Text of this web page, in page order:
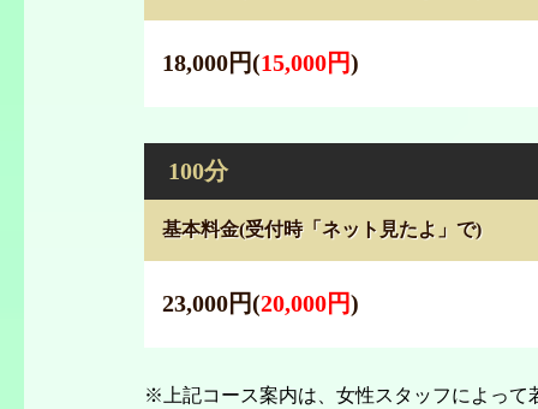
18,000円(15,000円)
100分
基本料金(受付時「ネット見たよ」で)
23,000円(20,000円)
※上記コース案内は、女性スタッフによって